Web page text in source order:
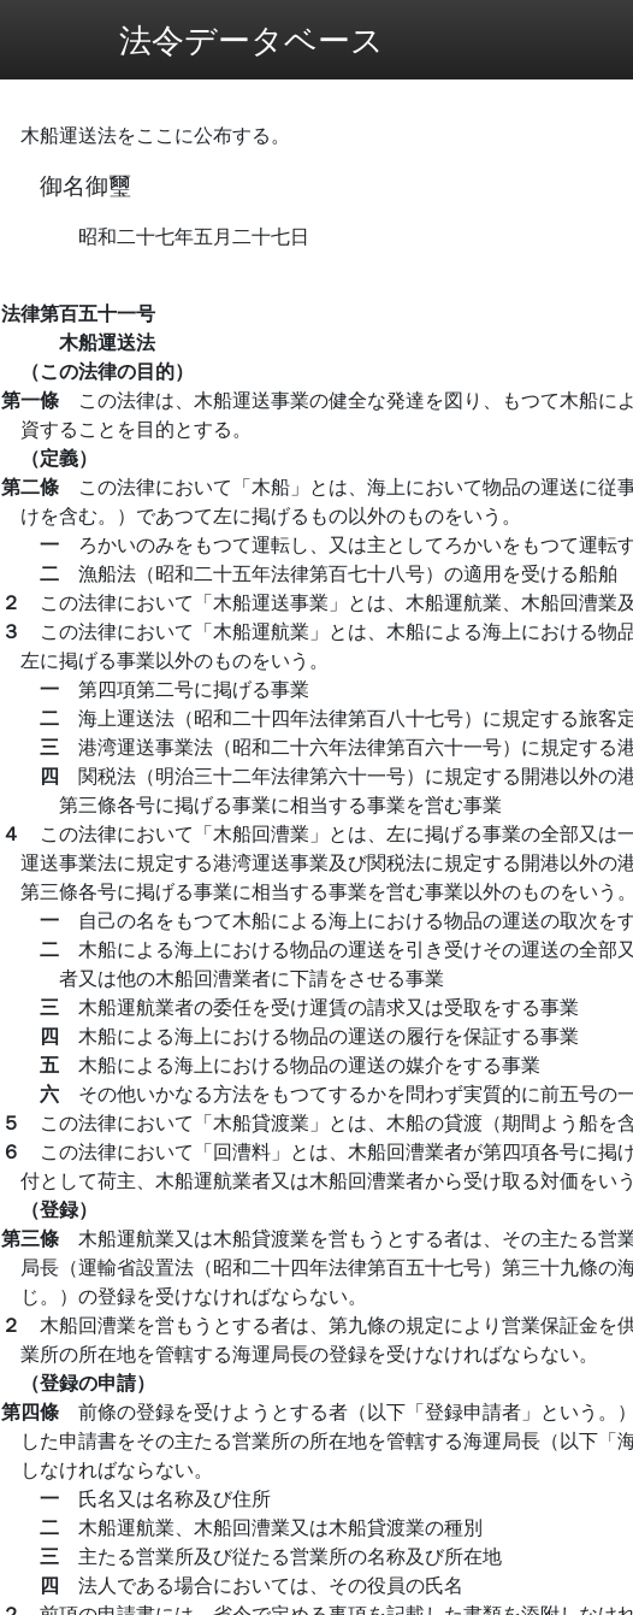
法令データベース
木船運送法をここに公布する。
御名御璽
昭和二十七年五月二十七日
法律第百五十一号
木船運送法
（この法律の目的）
第一條 この法律は、木船運送事業の健全な発達を図り、もつて木船に
資することを目的とする。
（定義）
第二條 この法律において「木船」とは、海上において物品の運送に従
けを含む。）であつて左に掲げるもの以外のものをいう。
一 ろかいのみをもつて運転し、又は主としてろかいをもつて運転
二 漁船法（昭和二十五年法律第百七十八号）の適用を受ける船舶
２ この法律において「木船運送事業」とは、木船運航業、木船回漕業
３ この法律において「木船運航業」とは、木船による海上における物
左に掲げる事業以外のものをいう。
一 第四項第二号に掲げる事業
二 海上運送法（昭和二十四年法律第百八十七号）に規定する旅客
三 港湾運送事業法（昭和二十六年法律第百六十一号）に規定する
四 関税法（明治三十二年法律第六十一号）に規定する開港以外の
第三條各号に掲げる事業に相当する事業を営む事業
４ この法律において「木船回漕業」とは、左に掲げる事業の全部又は
運送事業法に規定する港湾運送事業及び関税法に規定する開港以外の
第三條各号に掲げる事業に相当する事業を営む事業以外のものをいう。
一 自己の名をもつて木船による海上における物品の運送の取次を
二 木船による海上における物品の運送を引き受けその運送の全部
者又は他の木船回漕業者に下請をさせる事業
三 木船運航業者の委任を受け運賃の請求又は受取をする事業
四 木船による海上における物品の運送の履行を保証する事業
五 木船による海上における物品の運送の媒介をする事業
六 その他いかなる方法をもつてするかを問わず実質的に前五号の
５ この法律において「木船貸渡業」とは、木船の貸渡（期間よう船を
６ この法律において「回漕料」とは、木船回漕業者が第四項各号に掲
付として荷主、木船運航業者又は木船回漕業者から受け取る対価をいう
（登録）
第三條 木船運航業又は木船貸渡業を営もうとする者は、その主たる営
局長（運輸省設置法（昭和二十四年法律第百五十七号）第三十九條の
じ。）の登録を受けなければならない。
２ 木船回漕業を営もうとする者は、第九條の規定により営業保証金を
業所の所在地を管轄する海運局長の登録を受けなければならない。
（登録の申請）
第四條 前條の登録を受けようとする者（以下「登録申請者」という。
した申請書をその主たる営業所の所在地を管轄する海運局長（以下「
しなければならない。
一 氏名又は名称及び住所
二 木船運航業、木船回漕業又は木船貸渡業の種別
三 主たる営業所及び従たる営業所の名称及び所在地
四 法人である場合においては、その役員の氏名